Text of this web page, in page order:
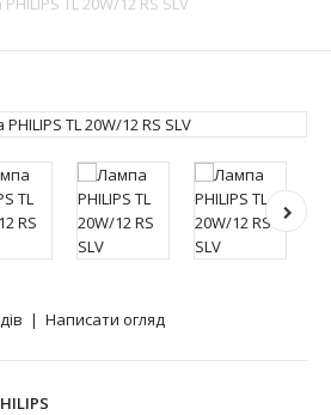
| Написати огляд